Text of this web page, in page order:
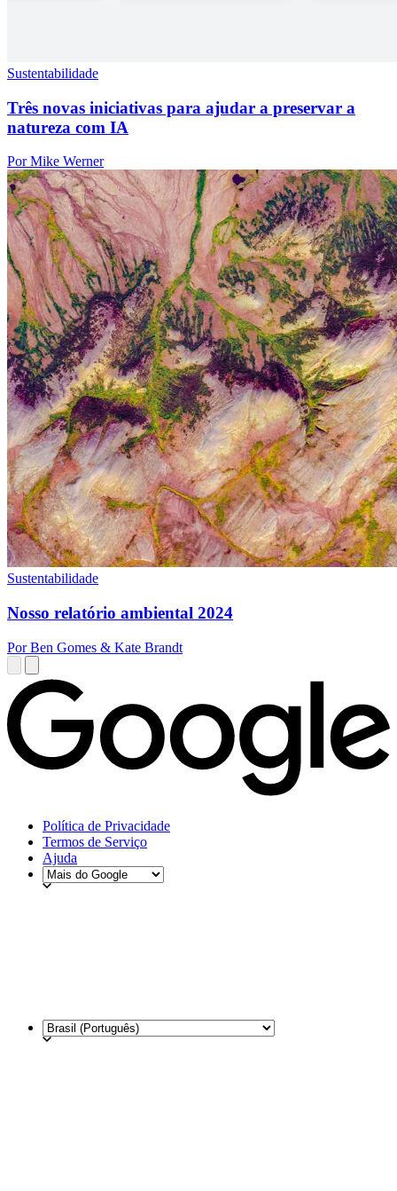
Sustentabilidade
Três novas iniciativas para ajudar a preservar a
natureza com IA
Por Mike Werner
Sustentabilidade
Nosso relatório ambiental 2024
Por Ben Gomes & Kate Brandt
Política de Privacidade
Termos de Serviço
Ajuda